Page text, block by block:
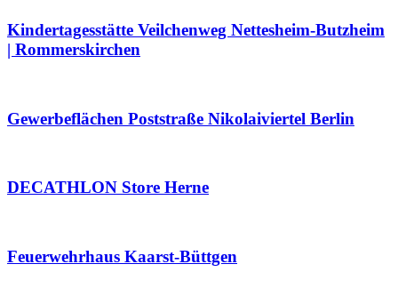
Kindertagesstätte Veilchenweg Nettesheim-Butzheim
| Rommerskirchen
Gewerbeflächen Poststraße Nikolaiviertel Berlin
DECATHLON Store Herne
Feuerwehrhaus Kaarst-Büttgen